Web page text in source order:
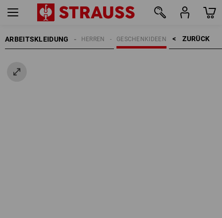
ARBEITSKLEIDUNG ZURÜCK    >
GESCHENKIDEEN
HERREN